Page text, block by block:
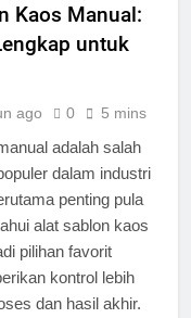
Kaos Manual:
untuk
ago 0 5 mins
adalah salah
dalam industri
penting pula
alat sablon kaos
pilihan favorit
kontrol lebih
dan hasil akhir.